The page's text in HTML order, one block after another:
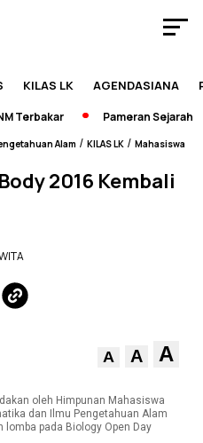
KILAS LK AGENDASIANA
Pameran Sejarah
Alam / KILAS LK / Mahasiswa
2016 Kembali
A A A